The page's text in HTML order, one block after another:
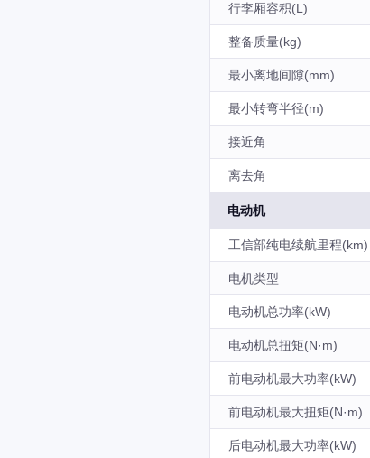
行李厢容积(L)
整备质量(kg)
最小离地间隙(mm)
最小转弯半径(m)
接近角
离去角
电动机
工信部纯电续航里程(km)
电机类型
电动机总功率(kW)
电动机总扭矩(N·m)
前电动机最大功率(kW)
前电动机最大扭矩(N·m)
后电动机最大功率(kW)